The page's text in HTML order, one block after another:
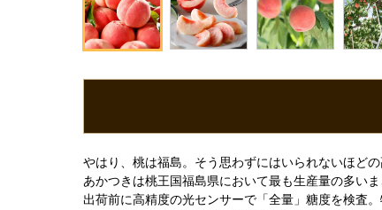
やはり、桃は福島。そう思わずにはいられないほど
あかつきは桃王国福島県において最も生産量の多い
出荷前に高精度の光センサーで「全量」糖度を検査